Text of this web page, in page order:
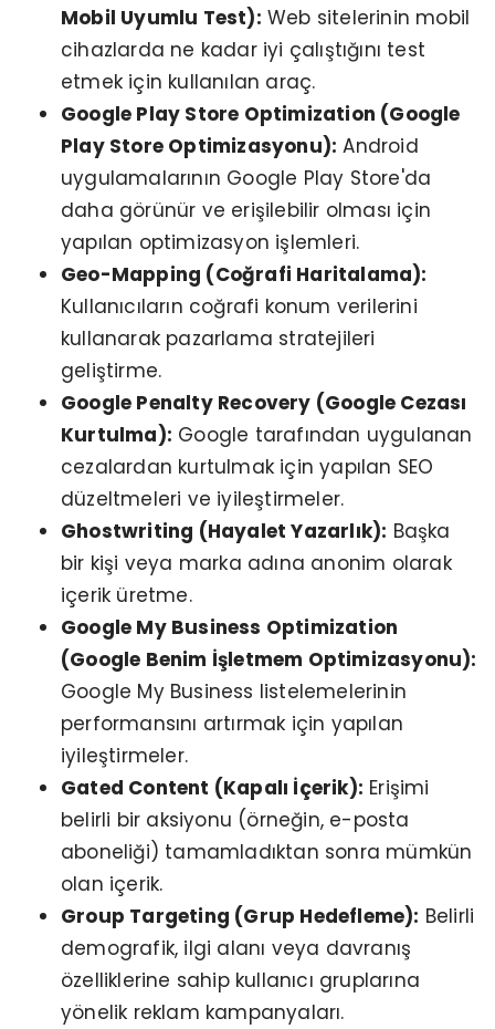
Mobil Uyumlu Test): Web sitelerinin mobil
cihazlarda ne kadar iyi çalıştığını test
etmek için kullanılan araç.
Google Play Store Optimization (Google
Play Store Optimizasyonu): Android
uygulamalarının Google Play Store'da
daha görünür ve erişilebilir olması için
yapılan optimizasyon işlemleri.
Geo-Mapping (Coğrafi Haritalama):
Kullanıcıların coğrafi konum verilerini
kullanarak pazarlama stratejileri
geliştirme.
Google Penalty Recovery (Google Cezası
Kurtulma): Google tarafından uygulanan
cezalardan kurtulmak için yapılan SEO
düzeltmeleri ve iyileştirmeler.
Ghostwriting (Hayalet Yazarlık): Başka
bir kişi veya marka adına anonim olarak
içerik üretme.
Google My Business Optimization
(Google Benim İşletmem Optimizasyonu):
Google My Business listelemelerinin
performansını artırmak için yapılan
iyileştirmeler.
Gated Content (Kapalı İçerik): Erişimi
belirli bir aksiyonu (örneğin, e-posta
aboneliği) tamamladıktan sonra mümkün
olan içerik.
Group Targeting (Grup Hedefleme): Belirli
demografik, ilgi alanı veya davranış
özelliklerine sahip kullanıcı gruplarına
yönelik reklam kampanyaları.